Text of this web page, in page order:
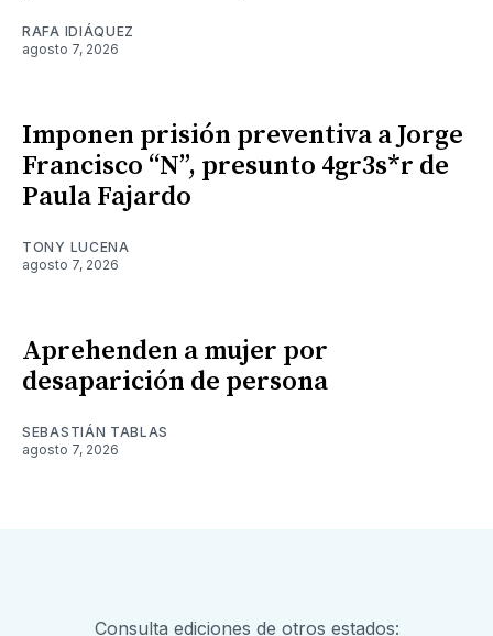
RAFA IDIÁQUEZ
agosto 7, 2026
Imponen prisión preventiva a Jorge
Francisco “N”, presunto 4gr3s*r de
Paula Fajardo
TONY LUCENA
agosto 7, 2026
Aprehenden a mujer por
desaparición de persona
SEBASTIÁN TABLAS
agosto 7, 2026
Consulta ediciones de otros estados: